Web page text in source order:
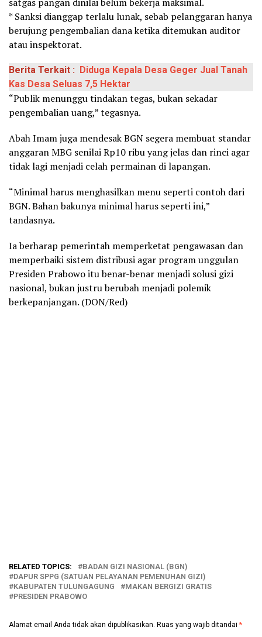
* Sanksi dianggap terlalu lunak, sebab pelanggaran hanya
berujung pengembalian dana ketika ditemukan auditor
atau inspektorat.
Berita Terkait : Diduga Kepala Desa Geger Jual Tanah
Kas Desa Seluas 7,5 Hektar
“Publik menunggu tindakan tegas, bukan sekadar
pengembalian uang,” tegasnya.
Abah Imam juga mendesak BGN segera membuat standar
anggaran MBG senilai Rp10 ribu yang jelas dan rinci agar
tidak lagi menjadi celah permainan di lapangan.
“Minimal harus menghasilkan menu seperti contoh dari
BGN. Bahan bakunya minimal harus seperti ini,”
tandasnya.
Ia berharap pemerintah memperketat pengawasan dan
memperbaiki sistem distribusi agar program unggulan
Presiden Prabowo itu benar-benar menjadi solusi gizi
nasional, bukan justru berubah menjadi polemik
berkepanjangan. (DON/Red)
RELATED TOPICS:
BADAN GIZI NASIONAL (BGN)
DAPUR SPPG (SATUAN PELAYANAN PEMENUHAN GIZI)
KABUPATEN TULUNGAGUNG
MAKAN BERGIZI GRATIS
PRESIDEN PRABOWO
Alamat email Anda tidak akan dipublikasikan. Ruas yang wajib ditandai *